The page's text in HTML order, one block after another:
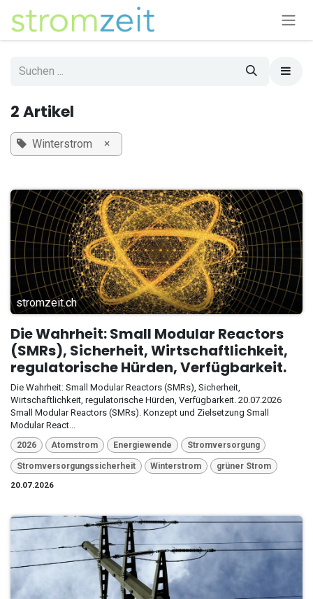
Zum Inhalt springen
2 Artikel
Winterstrom ×
stromzeit.ch
Die Wahrheit: Small Modular Reactors
(SMRs), Sicherheit, Wirtschaftlichkeit,
regulatorische Hürden, Verfügbarkeit.
Die Wahrheit: Small Modular Reactors (SMRs), Sicherheit,
Wirtschaftlichkeit, regulatorische Hürden, Verfügbarkeit. 20.07.2026
Small Modular Reactors (SMRs). Konzept und Zielsetzung Small
Modular React...
2026 Atomstrom Energiewende Stromversorgung
Stromversorgungssicherheit Winterstrom
grüner Strom
20.07.2026